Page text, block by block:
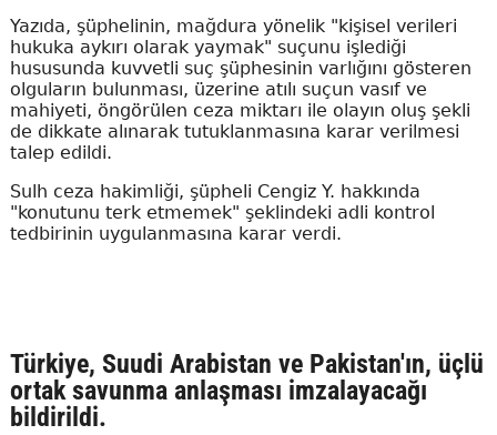
Yazıda, şüphelinin, mağdura yönelik "kişisel verileri
hukuka aykırı olarak yaymak" suçunu işlediği
hususunda kuvvetli suç şüphesinin varlığını gösteren
olguların bulunması, üzerine atılı suçun vasıf ve
mahiyeti, öngörülen ceza miktarı ile olayın oluş şekli
de dikkate alınarak tutuklanmasına karar verilmesi
talep edildi.
Sulh ceza hakimliği, şüpheli Cengiz Y. hakkında
"konutunu terk etmemek" şeklindeki adli kontrol
tedbirinin uygulanmasına karar verdi.
Türkiye, Suudi Arabistan ve Pakistan'ın, üçlü
ortak savunma anlaşması imzalayacağı
bildirildi.